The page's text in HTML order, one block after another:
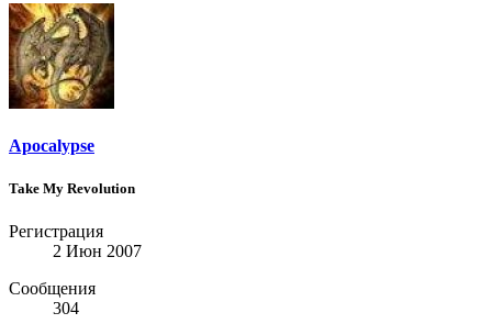
Apocalypse
Take My Revolution
Регистрация
2 Июн 2007
Сообщения
304